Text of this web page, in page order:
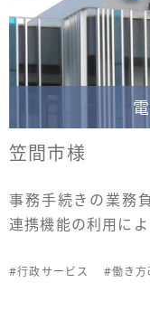
笠間市様
事務手続きの業務
連携機能の利用に
#行政サービス #働き方